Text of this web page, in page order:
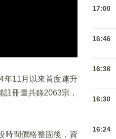
年11月以來首度連升
冊量共錄2063宗，
時間價格整固後，資
17:00
16:46
16:36
16:30
16:24